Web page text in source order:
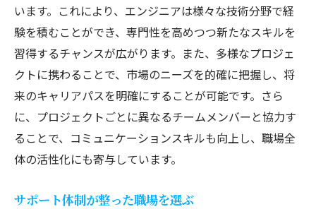
います。これにより、エンジニアは様々な技術分野で経
験を積むことができ、専門性を高めつつ新たなスキルを
習得するチャンスが広がります。また、多様なプロジェ
クトに携わることで、市場のニーズを的確に把握し、将
来のキャリアパスを明確にすることが可能です。さら
に、プロジェクトごとに異なるチームメンバーと協力す
ることで、コミュニケーションスキルも向上し、職場全
体の活性化にも寄与しています。
サポート体制が整った職場を選ぶ